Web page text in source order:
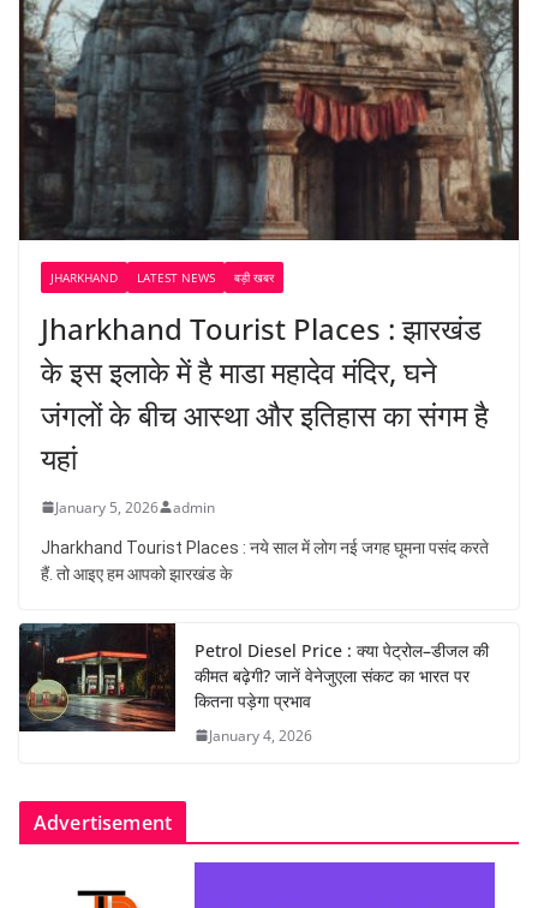
JHARKHAND LATEST NEWS बड़ी खबर
Jharkhand Tourist Places : झारखंड
के इस इलाके में है माडा महादेव मंदिर, घने
जंगलों के बीच आस्था और इतिहास का संगम है
यहां
January 5, 2026 admin
Jharkhand Tourist Places : नये साल में लोग नई जगह घूमना पसंद करते
हैं. तो आइए हम आपको झारखंड के
Petrol Diesel Price : क्या पेट्रोल–डीजल की
कीमत बढ़ेगी? जानें वेनेजुएला संकट का भारत पर
कितना पड़ेगा प्रभाव
January 4, 2026
Advertisement